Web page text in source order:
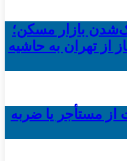
بازار مسکن؛
تهران به حاشیه‌
از مستأجر یا ضربه